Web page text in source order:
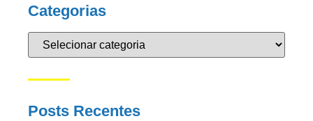
Categorias
Posts Recentes